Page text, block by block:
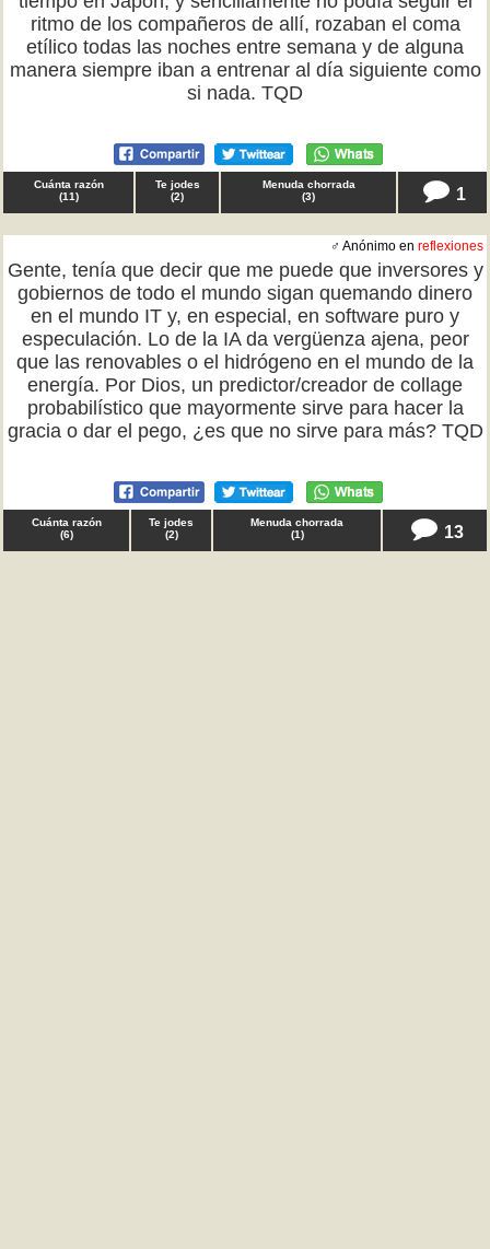
ritmo de los compañeros de allí, rozaban el coma
etílico todas las noches entre semana y de alguna
manera siempre iban a entrenar al día siguiente como
si nada. TQD
Cuánta razón
(11)
Te jodes
(2)
Menuda chorrada
(3) 1
♂ Anónimo en reflexiones
Gente, tenía que decir que me puede que inversores y
gobiernos de todo el mundo sigan quemando dinero
en el mundo IT y, en especial, en software puro y
especulación. Lo de la IA da vergüenza ajena, peor
que las renovables o el hidrógeno en el mundo de la
energía. Por Dios, un predictor/creador de collage
probabilístico que mayormente sirve para hacer la
gracia o dar el pego, ¿es que no sirve para más? TQD
Cuánta razón
(6)
Te jodes
(2)
Menuda chorrada
(1) 13